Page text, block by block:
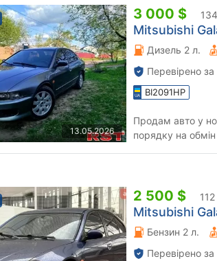
13.05.2026
3 000 $
Mitsubishi
Дизель 2 л.
Перевірено
BI2091HP
Продам авто у
порядку на
2 500 $
Mitsubishi
Бензин 2 л.
Перевірено